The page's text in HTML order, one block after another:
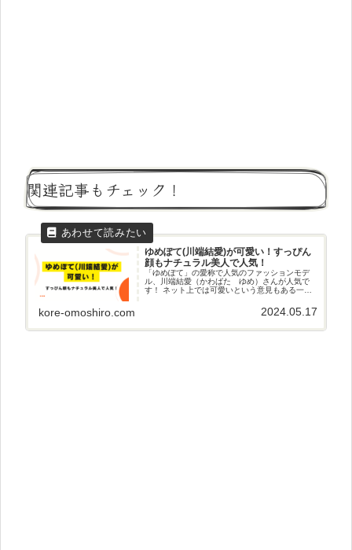
関連記事もチェック！
ゆめぽて(川端結愛)が可愛い！すっぴん
顔もナチュラル美人で人気！
「ゆめぽて」の愛称で人気のファッションモデ
ル、川端結愛（かわばた ゆめ）さんが人気で
す！ ネット上では可愛いという意見もある一
ん顔も披露していますが、ナチュラルな美人さ
ん！って感じでとても可愛いです。 今回はそん
みましたよ！
kore-omoshiro.com 2024.05.17